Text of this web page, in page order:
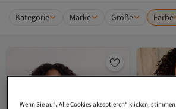
Kategorie Marke Größe Farbe
Wenn Sie auf „Alle Cookies akzeptieren“ klicken,